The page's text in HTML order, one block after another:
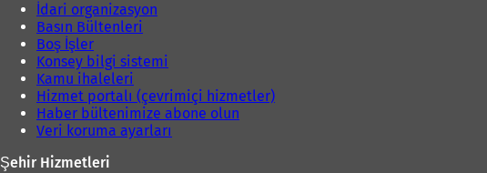
İdari organizasyon
Basın Bültenleri
Boş İşler
Konsey bilgi sistemi
Kamu ihaleleri
Hizmet portalı (çevrimiçi hizmetler)
Haber bültenimize abone olun
Veri koruma ayarları
Şehir Hizmetleri